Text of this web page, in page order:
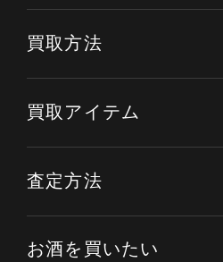
買取方法
買取アイテム
査定方法
お酒を買いたい